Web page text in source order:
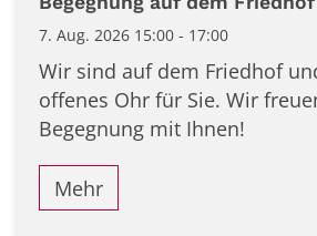
7. Aug. 2026 15:00 - 17:00
Wir sind auf dem Friedhof
offenes Ohr für Sie. Wir
Begegnung mit Ihnen!
Mehr